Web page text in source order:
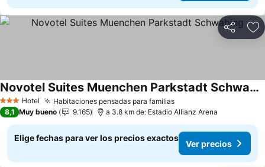
Compartir
3 Estrellas
Hotel Habitaciones pensadas para familiasVer precios
Novotel Suites Muenchen Parkstadt Schwabing
Ver precios
8,1 Muy bueno 9.165 a 3.8 km de: Estadio Allianz Arena
Elige fechas para ver los precios exactos
Ver precios